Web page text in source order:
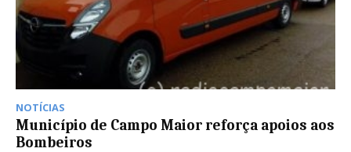
NOTÍCIAS
Município de Campo Maior reforça apoios aos
Bombeiros